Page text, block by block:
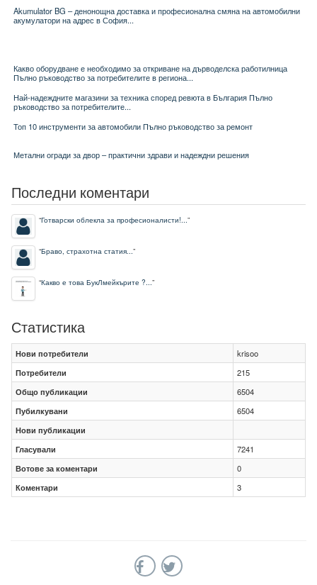
Akumulator BG – денонощна доставка и професионална смяна на автомобилни
акумулатори на адрес в София...
Какво оборудване е необходимо за откриване на дърводелска работилница
Пълно ръководство за потребителите в региона...
Най-надеждните магазини за техника според ревюта в България Пълно
ръководство за потребителите...
Топ 10 инструменти за автомобили Пълно ръководство за ремонт
Метални огради за двор – практични здрави и надеждни решения
Последни коментари
“Готварски облекла за професионалисти!...”
“Браво, страхотна статия...”
“Какво е това БукЛмейкърите ?...”
Статистика
Нови потребители
krisoo
Потребители
215
Общо публикации
6504
Пубилкувани
6504
Нови публикации
Гласували
7241
Вотове за коментари
0
Коментари
3